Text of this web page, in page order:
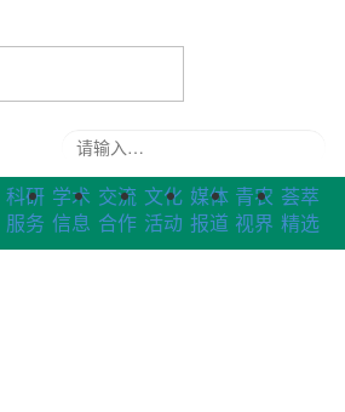
科研
服务
学术
信息
交流
合作
文化
活动
媒体
报道
青农
视界
荟萃
精选